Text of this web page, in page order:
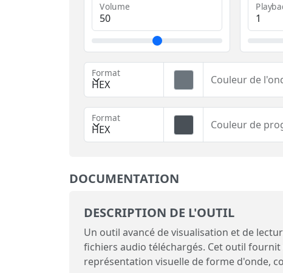
Volume
HEX
Format
Couleur de
HEX
Format
Couleur de
DOCUMENTATION
DESCRIPTION DE L'OUTIL
Un outil avancé de visualisation et de
fichiers audio téléchargés. Cet outil
représentation visuelle de forme d'onde,